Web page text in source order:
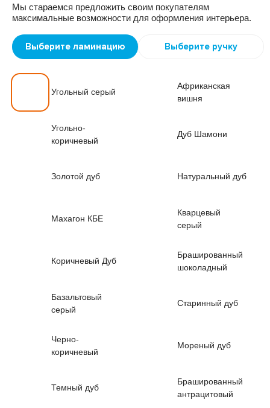
Мы стараемся предложить своим покупателям
максимальные возможности для оформления интерьера.
Выберите ламинацию Выберите ручку
Угольный серый
Африканская
вишня
Угольно-
коричневый
Дуб Шамони
Золотой дуб Натуральный дуб
Махагон КБЕ
Кварцевый
серый
Коричневый Дуб
Брашированный
шоколадный
Базальтовый
серый
Старинный дуб
Черно-
коричневый
Мореный дуб
Темный дуб
Брашированный
антрацитовый